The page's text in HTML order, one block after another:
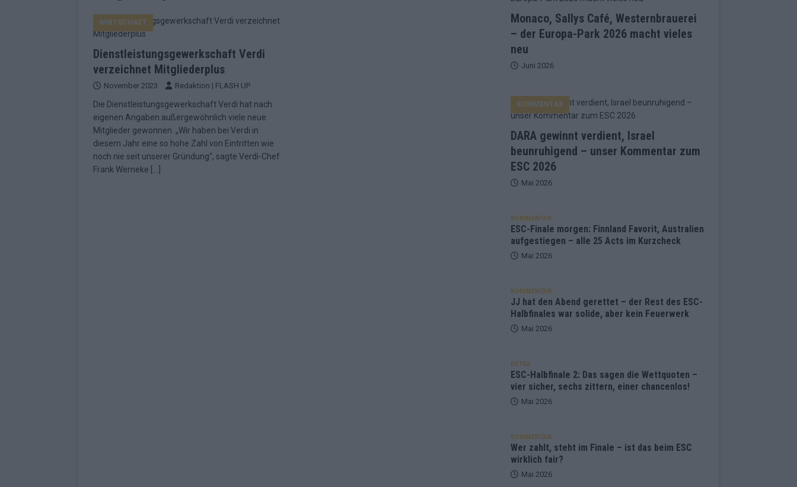
[ Mai 2026 ] ESC-Finale morgen: Finnland Favorit, Australien aufgestiegen – alle 25 Acts im Kurzcheck
[ Mai 2026 ] „Douze Points“ – wie eine Zahl zur Ikone wurde: 70 Jahre ESC-Wertungsgeschichte!
EUROVISION
[ Mai 2026 ] Das ESC-Finale ist komplett – 26 Länder wollen den Sieg in Wien
[ Mai 2026 ] JJ hat den Abend gerettet – der Rest des ESC-Halbfinales war solide, aber kein Feuerwerk
KOMMENTAR
[ Mai 2026 ]
WIRTSCHAFT
Dienstleistungsgewerkschaft Verdi
verzeichnet Mitgliederplus
November 2023 Redaktion | FLASH UP
Die Dienstleistungsgewerkschaft Verdi hat nach
eigenen Angaben außergewöhnlich viele neue
Mitglieder gewonnen. „Wir haben bei Verdi in
diesem Jahr eine so hohe Zahl von Eintritten wie
noch nie seit unserer Gründung“, sagte Verdi-Chef
Frank Werneke
Monaco, Sallys Café, Westernbrauerei
– der Europa-Park 2026 macht vieles
neu
Juni 2026
DARA gewinnt verdient, Israel
beunruhigend – unser Kommentar zum
ESC 2026
KOMMENTAR
Mai 2026
KOMMENTAR
ESC-Finale morgen: Finnland Favorit, Australien
aufgestiegen – alle 25 Acts im Kurzcheck
Mai 2026
KOMMENTAR
JJ hat den Abend gerettet – der Rest des ESC-
Halbfinales war solide, aber kein Feuerwerk
Mai 2026
EXTRA
ESC-Halbfinale 2: Das sagen die Wettquoten –
vier sicher, sechs zittern, einer chancenlos!
Mai 2026
KOMMENTAR
Wer zahlt, steht im Finale – ist das beim ESC
wirklich fair?
Mai 2026